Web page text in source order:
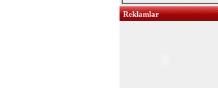
Reklamlar